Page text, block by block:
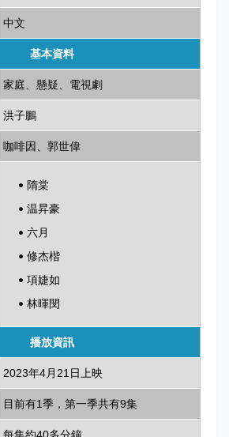
中文
基本資料
家庭、懸疑、電視劇
洪子鵬
咖啡因、郭世偉
隋棠
温昇豪
六月
修杰楷
項婕如
林暉閔
播放資訊
2023年4月21日上映
目前有1季，第一季共有9集